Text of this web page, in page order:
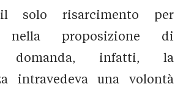
solo risarcimento per
nella proposizione di
domanda, infatti, la
intravedeva una volontà